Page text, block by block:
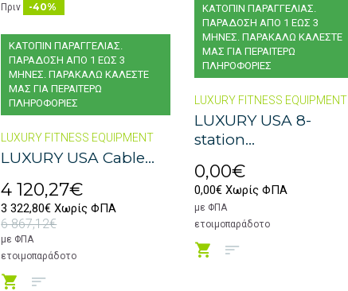
Πριν -40%
ΚΑΤΟΠΙΝ ΠΑΡΑΓΓΕΛΙΑΣ.
ΠΑΡΑΔΟΣΗ ΑΠΟ 1 ΕΩΣ 3
ΜΗΝΕΣ. ΠΑΡΑΚΑΛΩ ΚΑΛΕΣΤΕ
ΜΑΣ ΓΙΑ ΠΕΡΑΙΤΕΡΩ
ΠΛΗΡΟΦΟΡΙΕΣ
LUXURY FITNESS EQUIPMENT
LUXURY USA Cable...
4 120,27€
3 322,80€ Χωρίς ΦΠΑ
6 867,12€
με ΦΠΑ
ετοιμοπαράδοτο
ΚΑΤΟΠΙΝ ΠΑΡΑΓΓΕΛΙΑΣ.
ΠΑΡΑΔΟΣΗ ΑΠΟ 1 ΕΩΣ 3
ΜΗΝΕΣ. ΠΑΡΑΚΑΛΩ ΚΑΛΕΣΤΕ
ΜΑΣ ΓΙΑ ΠΕΡΑΙΤΕΡΩ
ΠΛΗΡΟΦΟΡΙΕΣ
LUXURY FITNESS EQUIPMENT
LUXURY USA 8-
station...
0,00€
0,00€ Χωρίς ΦΠΑ
με ΦΠΑ
ετοιμοπαράδοτο